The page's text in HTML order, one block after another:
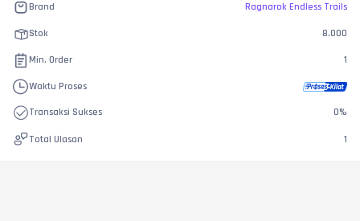
Brand Ragnarok Endless Trails
Stok 8.000
Min. Order 1
Waktu Proses
Transaksi Sukses 0%
Total Ulasan 1